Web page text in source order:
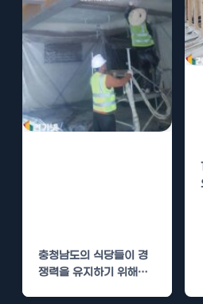
충청남도의 식당들이 경
쟁력을 유지하기 위해서